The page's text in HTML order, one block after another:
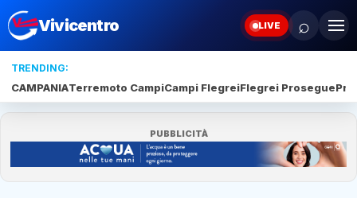
Vivicentro LIVE ⌕
TRENDING:
CAMPANIATerremoto CampiCampi FlegreiFlegrei Prosegue
PUBBLICITÀ